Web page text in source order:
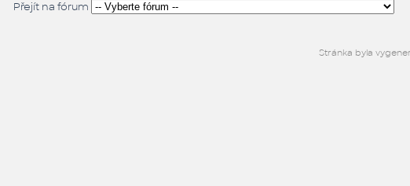
Přejít na fórum
Stránka byla